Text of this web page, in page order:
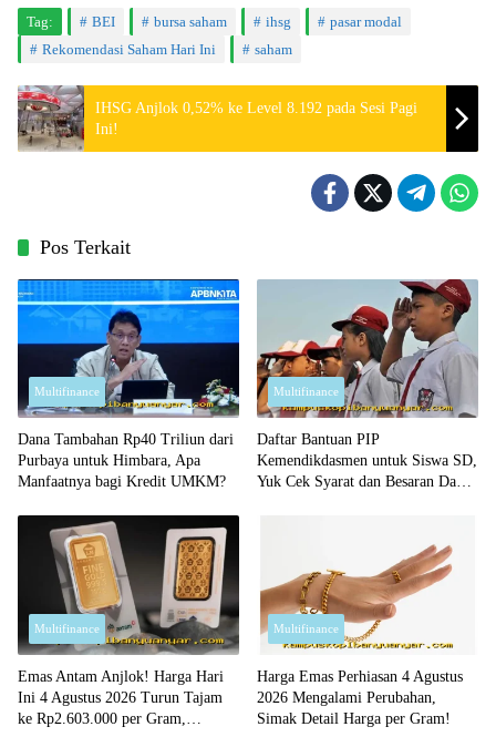
Tag: BEI bursa saham ihsg
pasar modal
Rekomendasi Saham Hari Ini
saham
IHSG Anjlok 0,52% ke Level 8.192 pada Sesi Pagi
Ini!
Pos Terkait
Multifinance
Dana Tambahan Rp40 Triliun dari
Purbaya untuk Himbara, Apa
Manfaatnya bagi Kredit UMKM?
Multifinance
Daftar Bantuan PIP
Kemendikdasmen untuk Siswa SD,
Yuk Cek Syarat dan Besaran Dana
Multifinance
Emas Antam Anjlok! Harga Hari
Ini 4 Agustus 2026 Turun Tajam
ke Rp2.603.000 per Gram,
Multifinance
Harga Emas Perhiasan 4 Agustus
2026 Mengalami Perubahan,
Simak Detail Harga per Gram!